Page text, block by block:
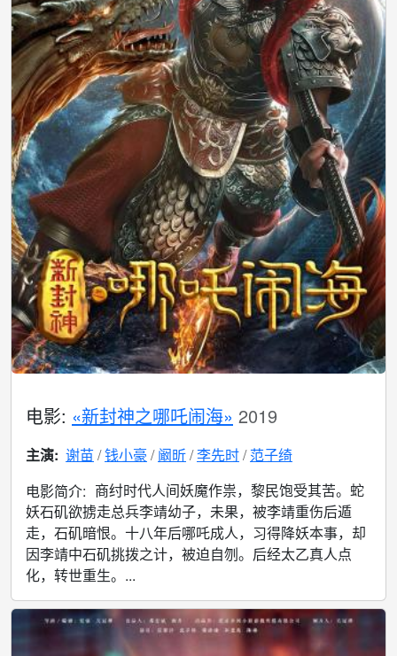
电影: «新封神之哪吒闹海» 2019
主演: 谢苗 钱小豪 阚昕 李先时 范子绮
电影简介: 商纣时代人间妖魔作祟，黎民饱受其苦。蛇
妖石矶欲掳走总兵李靖幼子，未果，被李靖重伤后遁
走，石矶暗恨。十八年后哪吒成人，习得降妖本事，却
因李靖中石矶挑拨之计，被迫自刎。后经太乙真人点
化，转世重生。...